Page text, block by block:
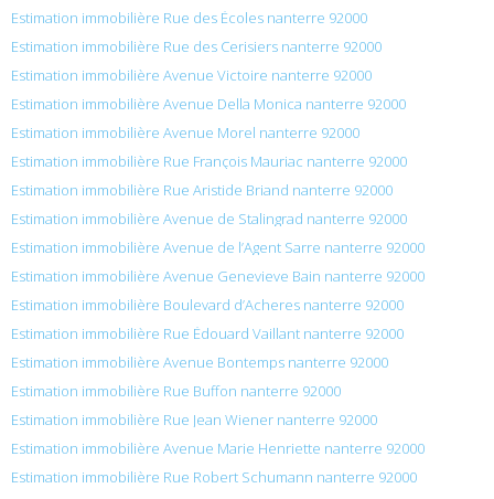
Estimation immobilière Rue des Écoles nanterre 92000
Estimation immobilière Rue des Cerisiers nanterre 92000
Estimation immobilière Avenue Victoire nanterre 92000
Estimation immobilière Avenue Della Monica nanterre 92000
Estimation immobilière Avenue Morel nanterre 92000
Estimation immobilière Rue François Mauriac nanterre 92000
Estimation immobilière Rue Aristide Briand nanterre 92000
Estimation immobilière Avenue de Stalingrad nanterre 92000
Estimation immobilière Avenue de l’Agent Sarre nanterre 92000
Estimation immobilière Avenue Genevieve Bain nanterre 92000
Estimation immobilière Boulevard d’Acheres nanterre 92000
Estimation immobilière Rue Édouard Vaillant nanterre 92000
Estimation immobilière Avenue Bontemps nanterre 92000
Estimation immobilière Rue Buffon nanterre 92000
Estimation immobilière Rue Jean Wiener nanterre 92000
Estimation immobilière Avenue Marie Henriette nanterre 92000
Estimation immobilière Rue Robert Schumann nanterre 92000